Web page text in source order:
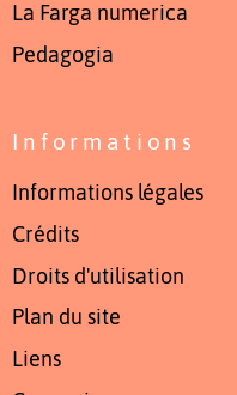
La Farga numerica
Pedagogia
Informations
Informations légales
Crédits
Droits d'utilisation
Plan du site
Liens